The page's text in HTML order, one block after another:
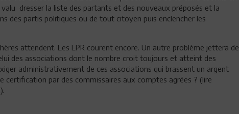
dresser la liste des partants et des nouveaux préposés et la
des partis politiques ou de tout citoyen puis enclencher les
attendent. Les LPR courent encore. Un autre problème jettera de
des associations dont le nombre croit toujours et atteint des
administrativement de ces associations qui brassent un argent
par des commissaires aux comptes agrées ? (lire